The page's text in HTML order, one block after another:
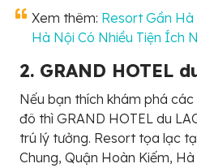
Xem thêm: Resort Gần Hà
Hà Nội Có Nhiều Tiện Ích
2. GRAND HOTEL
Nếu bạn thích khám phá
đô thì GRAND HOTEL du
trú lý tưởng. Resort tọa lạc
Chung, Quận Hoàn Kiếm,